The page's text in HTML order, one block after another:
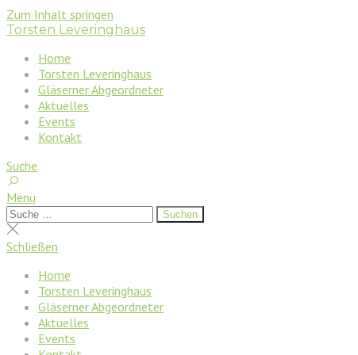
Zum Inhalt springen
Torsten Leveringhaus
Home
Torsten Leveringhaus
Gläserner Abgeordneter
Aktuelles
Events
Kontakt
Suche
Menü
Suchen
nach:
Suchen
Suche
schließen
Schließen
Home
Torsten Leveringhaus
Gläserner Abgeordneter
Aktuelles
Events